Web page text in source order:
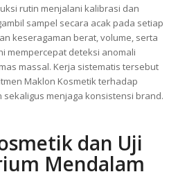
rutin menjalani kalibrasi dan
sampel secara acak pada setiap
keseragaman berat, volume, serta
mempercepat deteksi anomali
massal. Kerja sistematis tersebut
Maklon Kosmetik terhadap
menjaga konsistensi brand.
dan Uji
Mendalam